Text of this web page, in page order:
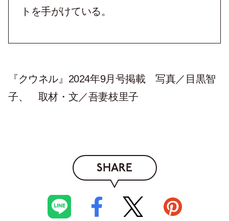
トを手がけている。
『クウネル』2024年9月号掲載 写真／目黒智
子、 取材・文／吾妻枝里子
SHARE